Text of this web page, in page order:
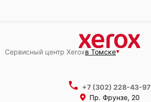
Сервисный центр Xeroxв Томске
+7 (302) 228-43-97
Пр. Фрунзе, 20